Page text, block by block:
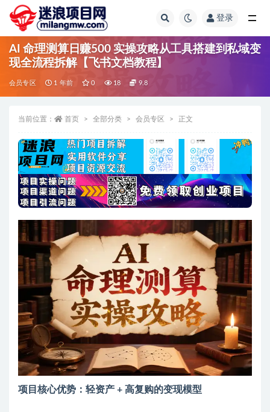
登录
AI 命理测算日赚500 实操攻略从工具搭建到私域变
现全流程拆解【飞书文档教程】
会员专区 1 年前 0 18 9.8
当前位置： 首页 全部分类 会员专区 正文
项目核心优势：轻资产 + 高复购的变现模型
全部